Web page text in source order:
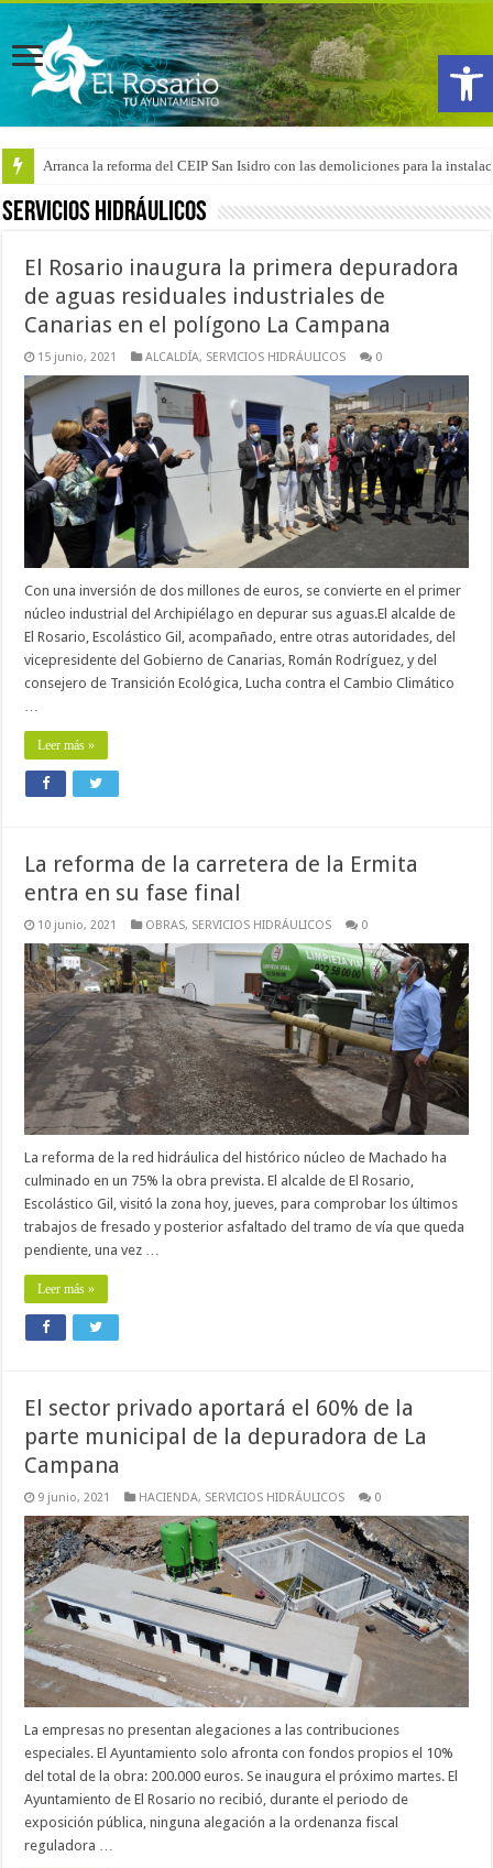
Arranca la reforma del CEIP San Isidro con las demoliciones para la
SERVICIOS HIDRÁULICOS
El Rosario inaugura la primera depuradora
de aguas residuales industriales de
Canarias en el polígono La Campana
15 junio, 2021 ALCALDÍA, SERVICIOS HIDRÁULICOS 0
Con una inversión de dos millones de euros, se convierte en el primer
núcleo industrial del Archipiélago en depurar sus aguas.El alcalde de
El Rosario, Escolástico Gil, acompañado, entre otras autoridades, del
vicepresidente del Gobierno de Canarias, Román Rodríguez, y del
consejero de Transición Ecológica, Lucha contra el Cambio Climático
Leer más »
La reforma de la carretera de la Ermita
entra en su fase final
10 junio, 2021 OBRAS, SERVICIOS HIDRÁULICOS 0
La reforma de la red hidráulica del histórico núcleo de Machado ha
culminado en un 75% la obra prevista. El alcalde de El Rosario,
Escolástico Gil, visitó la zona hoy, jueves, para comprobar los últimos
trabajos de fresado y posterior asfaltado del tramo de vía que queda
pendiente, una vez …
Leer más »
El sector privado aportará el 60% de la
parte municipal de la depuradora de La
Campana
9 junio, 2021 HACIENDA, SERVICIOS HIDRÁULICOS 0
La empresas no presentan alegaciones a las contribuciones
especiales. El Ayuntamiento solo afronta con fondos propios el 10%
del total de la obra: 200.000 euros. Se inaugura el próximo martes. El
Ayuntamiento de El Rosario no recibió, durante el periodo de
exposición pública, ninguna alegación a la ordenanza fiscal
reguladora …